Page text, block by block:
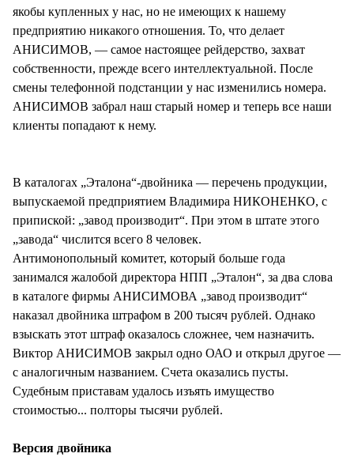
якобы купленных у нас, но не имеющих к нашему
предприятию никакого отношения. То, что делает
АНИСИМОВ, — самое настоящее рейдерство, захват
собственности, прежде всего интеллектуальной. После
смены телефонной подстанции у нас изменились номера.
АНИСИМОВ забрал наш старый номер и теперь все наши
клиенты попадают к нему.
В каталогах „Эталона“-двойника — перечень продукции,
выпускаемой предприятием Владимира НИКОНЕНКО, с
припиской: „завод производит“. При этом в штате этого
„завода“ числится всего 8 человек.
Антимонопольный комитет, который больше года
занимался жалобой директора НПП „Эталон“, за два слова
в каталоге фирмы АНИСИМОВА „завод производит“
наказал двойника штрафом в 200 тысяч рублей. Однако
взыскать этот штраф оказалось сложнее, чем назначить.
Виктор АНИСИМОВ закрыл одно ОАО и открыл другое —
с аналогичным названием. Счета оказались пусты.
Судебным приставам удалось изъять имущество
стоимостью... полторы тысячи рублей.
Версия двойника